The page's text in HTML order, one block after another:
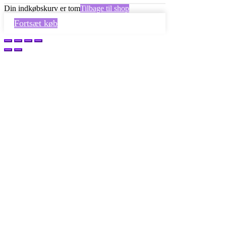
Din indkøbskurv er tomTilbage til shop
Fortsæt køb